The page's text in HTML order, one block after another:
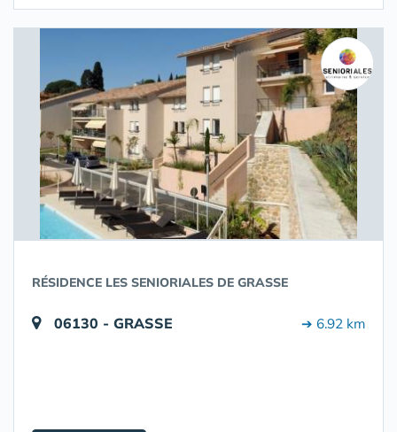
RÉSIDENCE LES SENIORIALES DE GRASSE
06130 - GRASSE ➔ 6.92 km